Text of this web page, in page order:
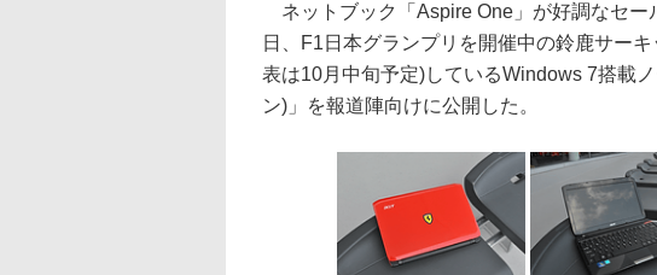
ネットブック「Aspire One」が好調なセー
日、F1日本グランプリを開催中の鈴鹿サー
表は10月中旬予定)しているWindows 7搭載
ン)」を報道陣向けに公開した。